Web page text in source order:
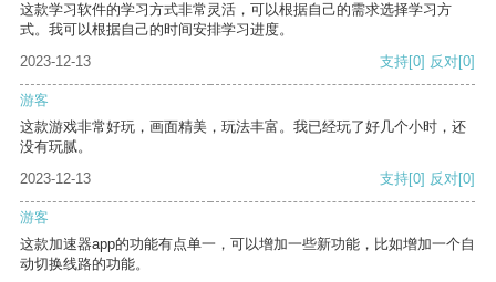
这款学习软件的学习方式非常灵活，可以根据自己的需求选择学习方
式。我可以根据自己的时间安排学习进度。
2023-12-13
支持[0] 反对[0]
游客
这款游戏非常好玩，画面精美，玩法丰富。我已经玩了好几个小时，还
没有玩腻。
2023-12-13
支持[0] 反对[0]
游客
这款加速器app的功能有点单一，可以增加一些新功能，比如增加一个自
动切换线路的功能。